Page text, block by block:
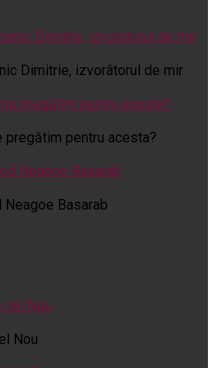
Dimitrie, izvorâtorul de mir
pregătim pentru acesta?
Basarab
Nou